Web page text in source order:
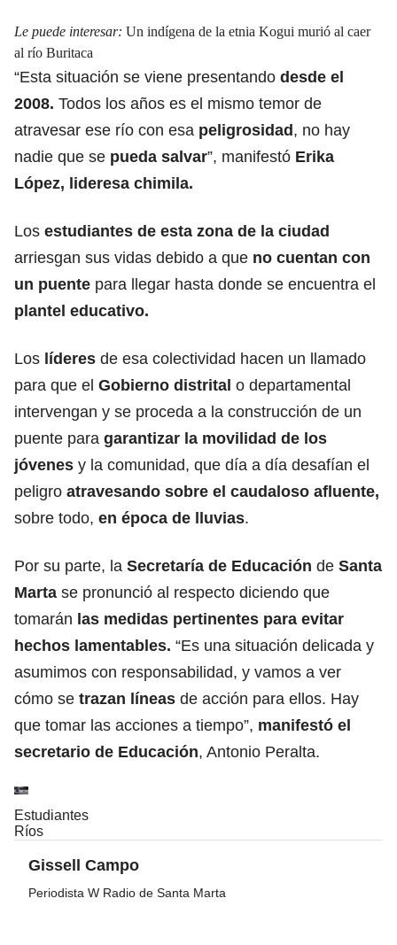
Le puede interesar: Un indígena de la etnia Kogui murió al caer
al río Buritaca
“Esta situación se viene presentando desde el
2008. Todos los años es el mismo temor de
atravesar ese río con esa peligrosidad, no hay
nadie que se pueda salvar”, manifestó Erika
López, lideresa chimila.
Los estudiantes de esta zona de la ciudad
arriesgan sus vidas debido a que no cuentan con
un puente para llegar hasta donde se encuentra el
plantel educativo.
Los líderes de esa colectividad hacen un llamado
para que el Gobierno distrital o departamental
intervengan y se proceda a la construcción de un
puente para garantizar la movilidad de los
jóvenes y la comunidad, que día a día desafían el
peligro atravesando sobre el caudaloso afluente,
sobre todo, en época de lluvias.
Por su parte, la Secretaría de Educación de Santa
Marta se pronunció al respecto diciendo que
tomarán las medidas pertinentes para evitar
hechos lamentables. “Es una situación delicada y
asumimos con responsabilidad, y vamos a ver
cómo se trazan líneas de acción para ellos. Hay
que tomar las acciones a tiempo”, manifestó el
secretario de Educación, Antonio Peralta.
Estudiantes
Ríos
Gissell Campo
Periodista W Radio de Santa Marta